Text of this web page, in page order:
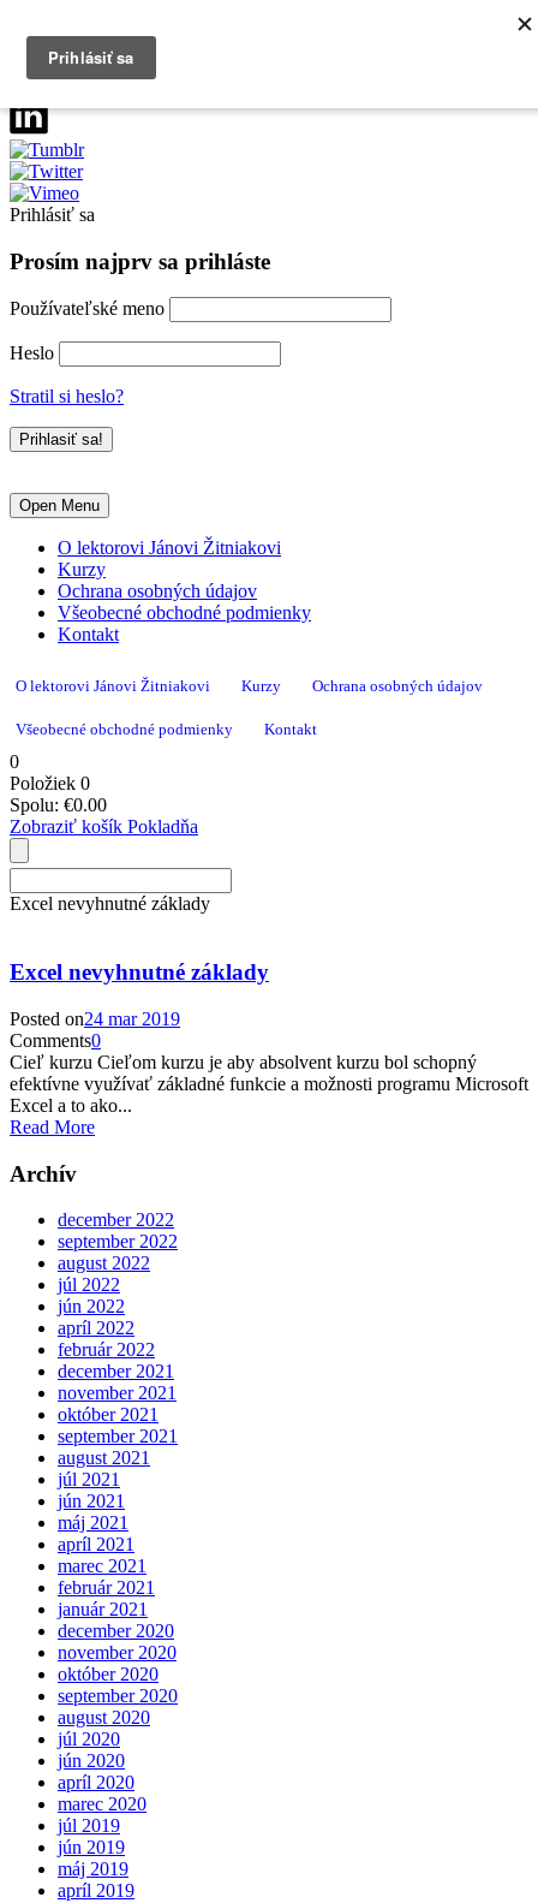
Prihlásiť sa
Prosím najprv sa prihláste
Používateľské meno
Heslo
Stratil si heslo?
Open Menu
O lektorovi Jánovi Žitniakovi
Kurzy
Ochrana osobných údajov
Všeobecné obchodné podmienky
Kontakt
O lektorovi Jánovi Žitniakovi Kurzy Ochrana osobných údajov
Všeobecné obchodné podmienky Kontakt
0
Položiek 0
Spolu: €0.00
Zobraziť košík Pokladňa
Excel nevyhnutné základy
Excel nevyhnutné základy
Posted on24 mar 2019
Comments0
Cieľ kurzu Cieľom kurzu je aby absolvent kurzu bol schopný
efektívne využívať základné funkcie a možnosti programu Microsoft
Excel a to ako...
Read More
Archív
december 2022
september 2022
august 2022
júl 2022
jún 2022
apríl 2022
február 2022
december 2021
november 2021
október 2021
september 2021
august 2021
júl 2021
jún 2021
máj 2021
apríl 2021
marec 2021
február 2021
január 2021
december 2020
november 2020
október 2020
september 2020
august 2020
júl 2020
jún 2020
apríl 2020
marec 2020
júl 2019
jún 2019
máj 2019
apríl 2019